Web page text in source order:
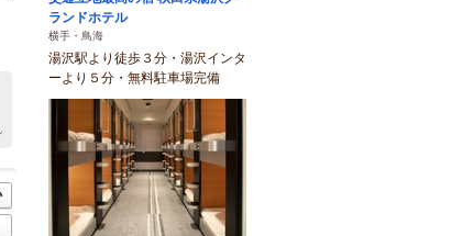
ランドホテル
横手・鳥海
湯沢駅より徒歩３分・湯沢インタ
ーより５分・無料駐車場完備